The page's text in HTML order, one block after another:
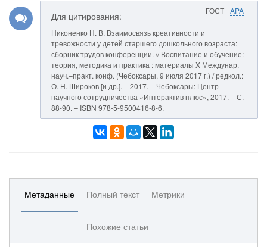
ГОСТ APA
Для цитирования:
Никоненко Н. В. Взаимосвязь креативности и
тревожности у детей старшего дошкольного возраста:
сборник трудов конференции. // Воспитание и обучение:
теория, методика и практика : материалы X Междунар.
науч.–практ. конф. (Чебоксары, 9 июля 2017 г.) / редкол.:
О. Н. Широков [и др.]. – 2017. – Чебоксары: Центр
научного сотрудничества «Интерактив плюс», 2017. – С.
88-90. – ISBN 978-5-9500416-8-6.
Метаданные Полный текст Метрики
Похожие статьи